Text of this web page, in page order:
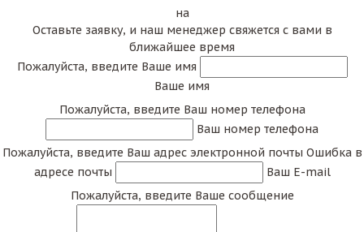
на
Оставьте заявку, и наш менеджер свяжется с вами в
ближайшее время
Пожалуйста, введите Ваше имя
Ваше имя
Пожалуйста, введите Ваш номер телефона
Ваш номер телефона
Пожалуйста, введите Ваш адрес электронной почты Ошибка в
адресе почты
Ваш E-mail
Пожалуйста, введите Ваше сообщение